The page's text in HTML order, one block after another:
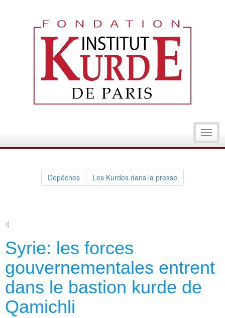
Dépêches Les Kurdes dans la presse
Syrie: les forces
gouvernementales entrent
dans le bastion kurde de
Qamichli